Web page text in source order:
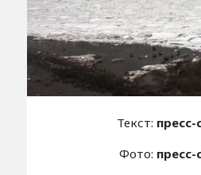
Текст:
Фото: